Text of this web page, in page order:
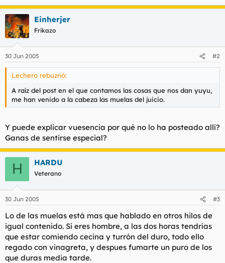
Einherjer
Frikazo
30 Jun 2005 #2
Lechero rebuznó:
A raíz del post en el que contamos las cosas que nos dan yuyu,
me han venido a la cabeza las muelas del juicio.
Y puede explicar vuesencia por qué no lo ha posteado allí?
Ganas de sentirse especial?
H HARDU
Veterano
30 Jun 2005 #3
Lo de las muelas está mas que hablado en otros hilos de
igual contenido. Si eres hombre, a las dos horas tendrías
que estar comiendo cecina y turrón del duro, todo ello
regado con vinagreta, y despues fumarte un puro de los
que duras media tarde.